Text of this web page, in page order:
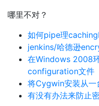
哪里不对？
如何pipe理
jenkins/哈德逊
在Windows 2008
configuration文件
将Cygwin安装从一
有没有办法来防止